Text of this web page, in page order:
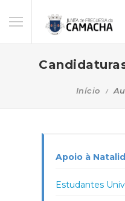
Início
Apoio à
Estudantes